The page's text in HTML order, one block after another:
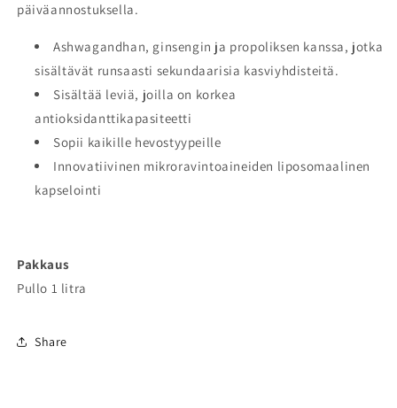
päiväannostuksella.
Ashwagandhan, ginsengin ja propoliksen kanssa, jotka
sisältävät runsaasti sekundaarisia kasviyhdisteitä.
Sisältää leviä, joilla on korkea
antioksidanttikapasiteetti
Sopii kaikille hevostyypeille
Innovatiivinen mikroravintoaineiden liposomaalinen
kapselointi
Pakkaus
Pullo 1 litra
Share